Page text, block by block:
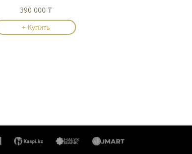
390 000 ₸
+ Купить